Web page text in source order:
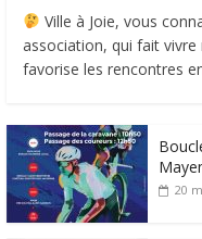
Ville à Joie, vous
association, qui fait vivre
favorise les rencontres
20